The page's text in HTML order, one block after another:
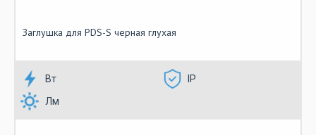
Заглушка для PDS-S черная глухая
Вт
IP
Лм